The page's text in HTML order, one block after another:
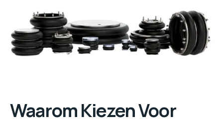
Waarom Kiezen Voor